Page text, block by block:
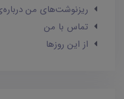
ریزنوشت‌های من
تماس با من
از این روزها